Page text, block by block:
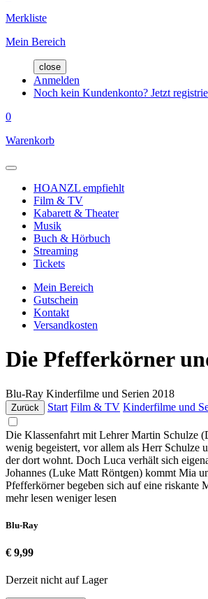
Merkliste
Mein Bereich
close
Anmelden
Noch kein Kundenkonto? Jetzt
0
Warenkorb
HOANZL empfiehlt
Film & TV
Kabarett & Theater
Musik
Buch & Hörbuch
Streaming
Tickets
Mein Bereich
Gutschein
Kontakt
Versandkosten
Die Pfefferkörner
Blu-Ray Kinderfilme und Serien 2018
Zurück Start Film & TV Kinderfilme und
Die Klassenfahrt mit Lehrer Martin Schulze
wenig begeistert, vor allem als Herr Schulze
der dort wohnt. Doch Luca verhält sich
Johannes (Luke Matt Röntgen) kommt Mia
Pfefferkörner begeben sich auf eine riskante
mehr lesen weniger lesen
Blu-Ray
€ 9,99
Derzeit nicht auf Lager